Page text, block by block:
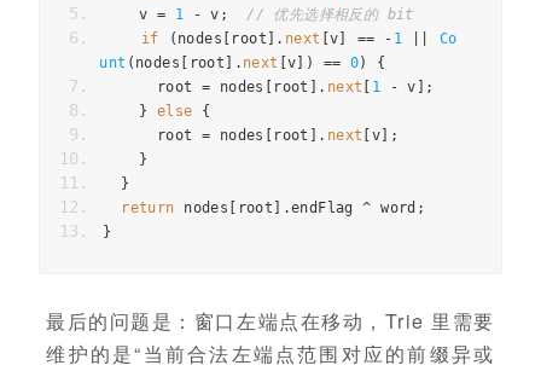
v = 1 - v ;
// 优先选择相反的 bit
if
( nodes root ]. next v == - 1
Co
unt ( nodes root ]. next [v ]) == 0)
{
root
= nodes root ]. next 1 - v ];
}
else
{
root
= nodes root ]. next v ];
}
}
return
nodes root ].endFlag ^ word ;
}
最后的问题是：窗口左端点在移动，Trie 里需要
维护的是“当前合法左端点范围对应的前缀异或